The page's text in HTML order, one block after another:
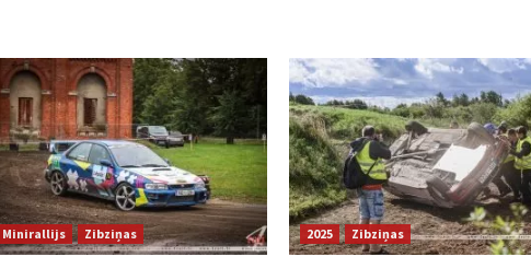
Minirallijs Zibziņas 2025 Zibziņas